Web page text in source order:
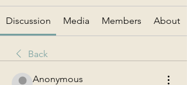
Discussion Media Members About
Back
Anonymous